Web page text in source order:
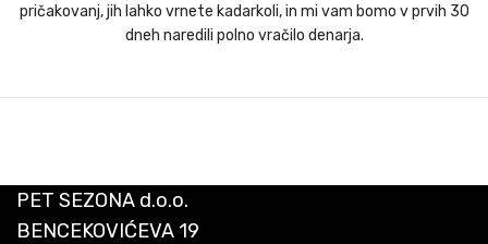
pričakovanj, jih lahko vrnete kadarkoli, in mi vam bomo v prvih 30
dneh naredili polno vračilo denarja.
PET SEZONA d.o.o.
BENCEKOVIĆEVA 19